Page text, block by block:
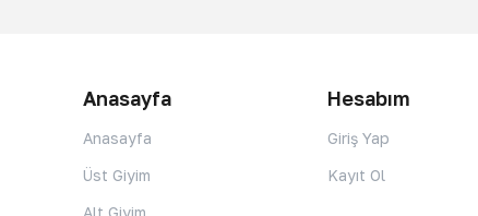
Anasayfa
Anasayfa
Üst Giyim
Alt Giyim
Hesabım
Giriş Yap
Kayıt Ol